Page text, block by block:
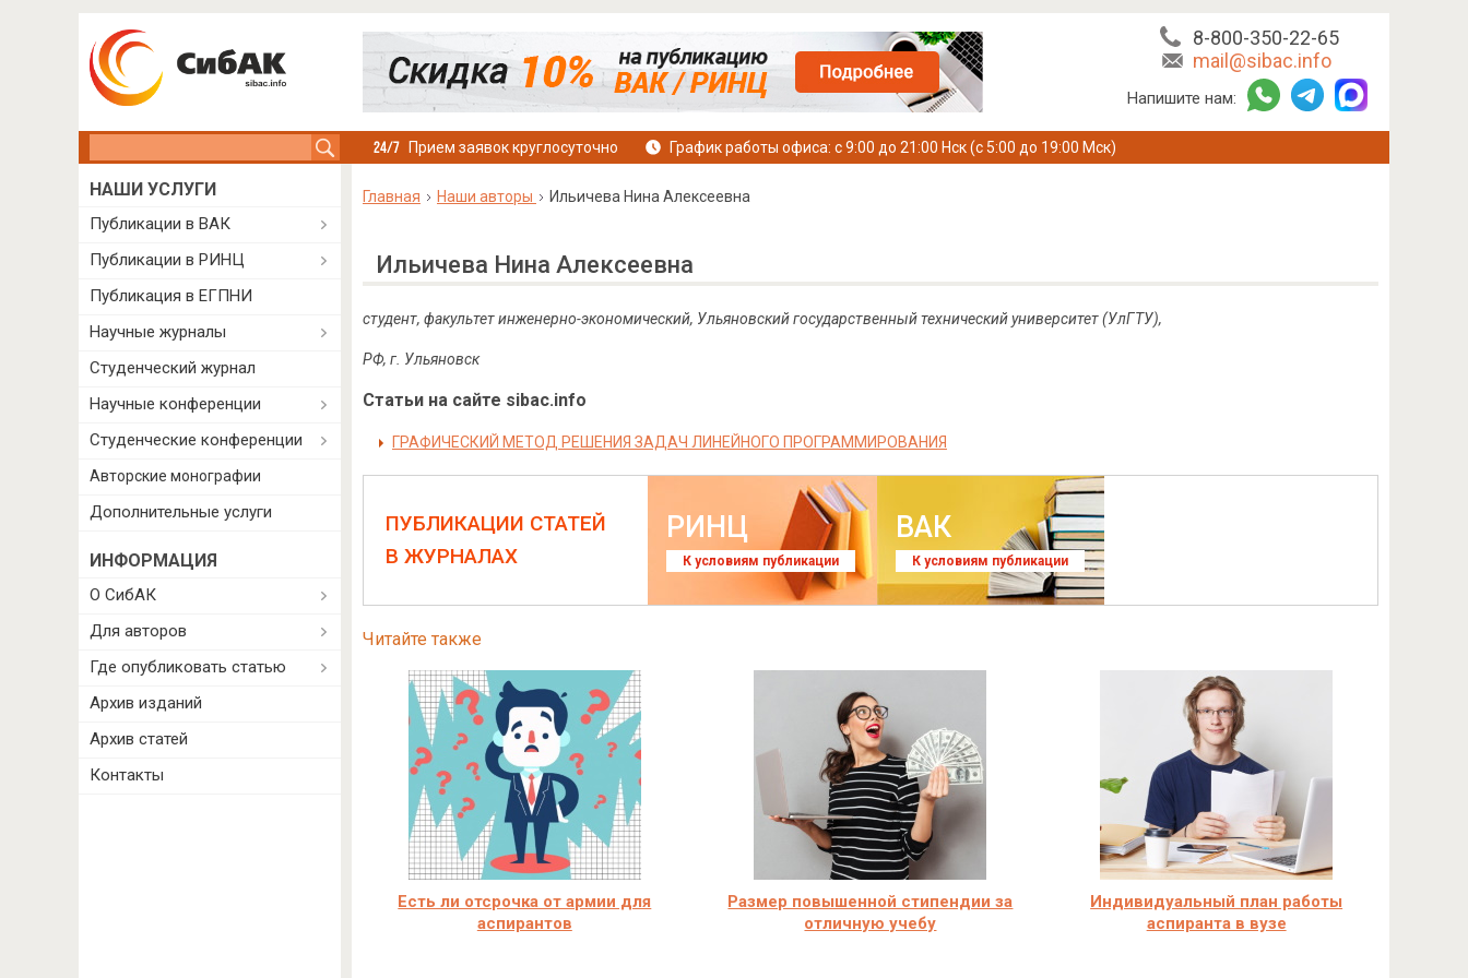
8-800-350-22-65
mail@sibac.info
Напишите нам:
Прием заявок круглосуточно График работы офиса: с 9:00 до 21:00 Нск (с 5:00 до 19:00 Мск)
Главная Наши авторы Ильичева Нина Алексеевна
Ильичева Нина Алексеевна
студент, факультет инженерно-экономический, Ульяновский государственный технический университет (УлГТУ),
РФ, г. Ульяновск
Статьи на сайте sibac.info
ГРАФИЧЕСКИЙ МЕТОД РЕШЕНИЯ ЗАДАЧ ЛИНЕЙНОГО ПРОГРАММИРОВАНИЯ
ПУБЛИКАЦИИ СТАТЕЙ
В ЖУРНАЛАХ
РИНЦ
К условиям публикации
ВАК
К условиям публикации
Читайте также
Есть ли отсрочка от армии для
аспирантов
Размер повышенной стипендии за
отличную учебу
Индивидуальный план работы
аспиранта в вузе
НАШИ УСЛУГИ
Публикации в ВАК
Публикации в РИНЦ
Публикация в ЕГПНИ
Научные журналы
Студенческий журнал
Научные конференции
Студенческие конференции
Авторские монографии
Дополнительные услуги
ИНФОРМАЦИЯ
О СибАК
Для авторов
Где опубликовать статью
Архив изданий
Архив статей
Контакты